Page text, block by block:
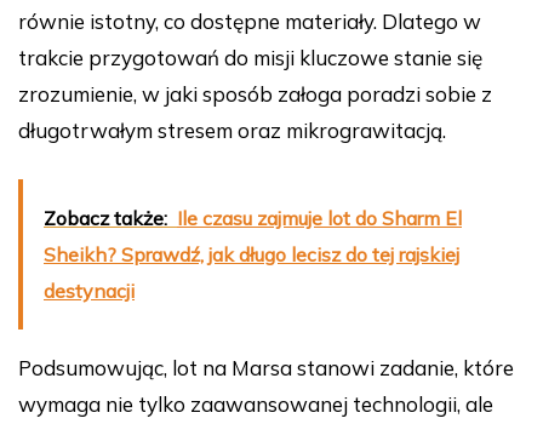
równie istotny, co dostępne materiały. Dlatego w
trakcie przygotowań do misji kluczowe stanie się
zrozumienie, w jaki sposób załoga poradzi sobie z
długotrwałym stresem oraz mikrograwitacją.
Zobacz także: Ile czasu zajmuje lot do Sharm El
Sheikh? Sprawdź, jak długo lecisz do tej rajskiej
destynacji
Podsumowując, lot na Marsa stanowi zadanie, które
wymaga nie tylko zaawansowanej technologii, ale